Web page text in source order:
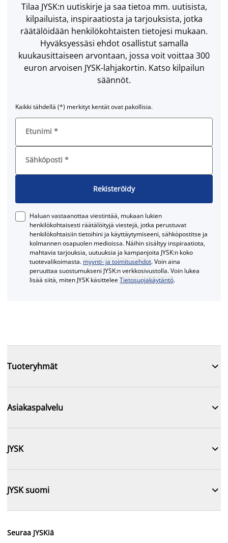
Tilaa JYSK:n uutiskirje ja saa tietoa mm. uutisista,
kilpailuista, inspiraatiosta ja tarjouksista, jotka
räätälöidään henkilökohtaisten tietojesi mukaan.
Hyväksyessäsi ehdot osallistut samalla
kuukausittaiseen arvontaan, jossa voit voittaa 300
euron arvoisen JYSK-lahjakortin. Katso kilpailun
säännöt.
Kaikki tähdellä (*) merkityt kentät ovat pakollisia.
Etunimi *
Sähköposti *
Rekisteröidy
Haluan vastaanottaa viestintää, mukaan lukien
henkilökohtaisesti räätälöityjä viestejä, jotka perustuvat
henkilökohtaisiin tietoihini ja käyttäytymiseeni, sähköpostitse ja
kolmannen osapuolen medioissa. Näihin sisältyy inspiraatiota,
mahtavia tarjouksia, uutuuksia ja kampanjoita JYSK:n koko
tuotevalikoimasta. myynti- ja toimitusehdot. Voin aina
peruuttaa suostumukseni JYSK:n verkkosivustolla. Voin lukea
lisää siitä, miten JYSK käsitteleeTietosuojakäytäntö.
Tuoteryhmät 
Asiakaspalvelu 
JYSK 
JYSK suomi 
Seuraa JYSKiä